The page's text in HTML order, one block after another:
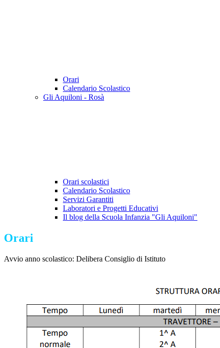
Orari
Calendario Scolastico
Gli Aquiloni - Rosà
Orari scolastici
Calendario Scolastico
Servizi Garantiti
Laboratori e Progetti Educativi
Il blog della Scuola Infanzia "Gli Aquiloni"
Orari
Avvio anno scolastico: Delibera Consiglio di Istituto